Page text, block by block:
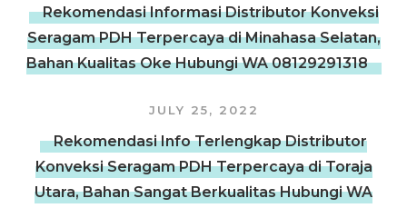
Rekomendasi Informasi Distributor Konveksi
Seragam PDH Terpercaya di Minahasa Selatan,
Bahan Kualitas Oke Hubungi WA 08129291318
JULY 25, 2022
Rekomendasi Info Terlengkap Distributor
Konveksi Seragam PDH Terpercaya di Toraja
Utara, Bahan Sangat Berkualitas Hubungi WA